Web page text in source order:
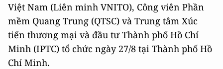
Việt Nam (Liên minh VNITO), Công viên Phần
mềm Quang Trung (QTSC) và Trung tâm Xúc
tiến thương mại và đầu tư Thành phố Hồ Chí
Minh (IPTC) tổ chức ngày 27/8 tại Thành phố Hồ
Chí Minh.